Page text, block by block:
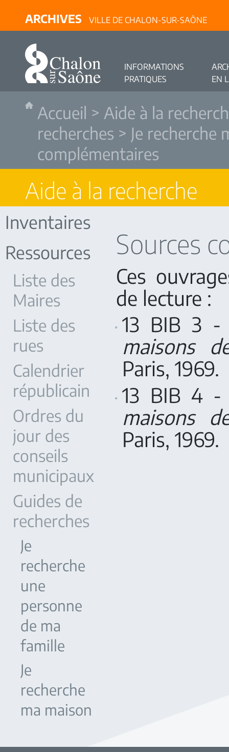
ARCHIVES VILLE DE CHALON-SUR-SAÔNE
INFORMATIONS
PRATIQUES
EN
Accueil > Aide à la
recherches > Je recherche
complémentaires
Aide à la recherche
Inventaires
Ressources
Liste des
Maires
Liste des
rues
Calendrier
républicain
Ordres du
jour des
conseils
municipaux
Guides de
recherches
Je
recherche
une
personne
de ma
famille
Je
recherche
ma maison
Sources
Ces
de lecture :
13 BIB 3 -
maisons
Paris, 1969.
13 BIB 4 -
maisons
Paris, 1969.